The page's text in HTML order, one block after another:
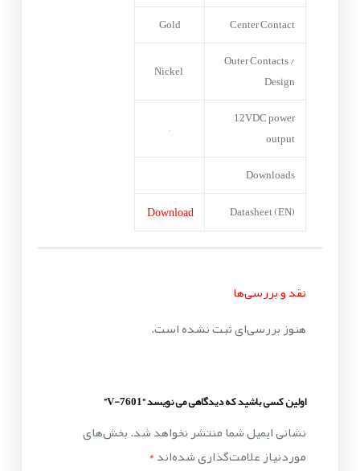
Center Contact
Gold
Outer Contacts /
Design
12VDC power
output
–
Downloads
Datasheet (EN)
Download
نقد و بررسی‌ها
هنوز بررسی‌ای ثبت نشده است.
اولین کسی باشید که دیدگاهی می نویسد “V-7601”
نشانی ایمیل شما منتشر نخواهد شد.بخش‌های
موردنیاز علامت‌گذاری شده‌اند*